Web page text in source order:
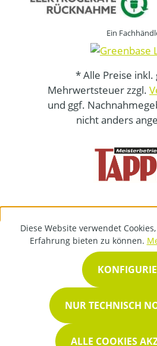
Ein
* Alle Preise inkl.
Mehrwertsteuer zzgl.
und ggf.
nicht anders
Diese Website verwendet
Erfahrung bieten zu können.
NUR TECHNISCH
ALLE COOKIES